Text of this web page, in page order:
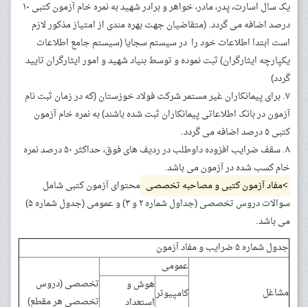
یک سال اسارت، پدر، مادر، خواهر و برادر شهید به نمره خام آزمون کتبی ۱۰
درصد اضافه می گردد. (متقاضیان جهت بهره مندی از امتیاز مذکور لازم
است ابتدا اطلاعات خود را در سیستم سجایا (سیستم جامع اطلاعات
یکپارچه ایثارگران) ثبت نموده و توسط بنیاد شهید و امور ایثارگران تایید
گردد)
۷. برای پیمانکاران غیر مستمر شرکت فولاد خوزستان (که در زمان ثبت نام
آزمون در بانک اطلاعاتی پیمانکاران ثبت شده باشند) به نمره خام آزمون
کتبی ۵ درصد اضافه می گردد.
۸. سقف ضرایب افزوده داوطلب در ردیف های فوق، حداکثر ۵۰ درصد نمره
خام کسب شده در آزمون می باشد.
>مفاد آزمون کتبی و مصاحبه تخصصی محتوای آزمون کتبی شامل
سوالات دروس تخصصی (جداول شماره ۲ و ۳) و عمومی (جدول شماره ۵)
می باشد.
جدول شماره ۵ ضرایب و مفاد آزمون
مشاغل
عمومی
تخصصی (دروس
تخصصی هر مقطع)
کامپیوتر
هوش و
استعداد